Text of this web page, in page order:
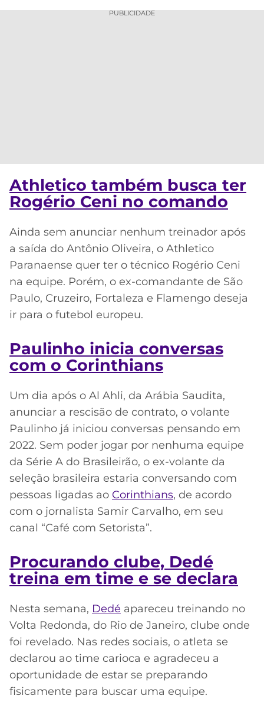
PUBLICIDADE
Athletico também busca ter
Rogério Ceni no comando
Ainda sem anunciar nenhum treinador após
a saída do Antônio Oliveira, o Athletico
Paranaense quer ter o técnico Rogério Ceni
na equipe. Porém, o ex-comandante de São
Paulo, Cruzeiro, Fortaleza e Flamengo deseja
ir para o futebol europeu.
Paulinho inicia conversas
com o Corinthians
Um dia após o Al Ahli, da Arábia Saudita,
anunciar a rescisão de contrato, o volante
Paulinho já iniciou conversas pensando em
2022. Sem poder jogar por nenhuma equipe
da Série A do Brasileirão, o ex-volante da
seleção brasileira estaria conversando com
pessoas ligadas ao Corinthians, de acordo
com o jornalista Samir Carvalho, em seu
canal “Café com Setorista”.
Procurando clube, Dedé
treina em time e se declara
Nesta semana, Dedé apareceu treinando no
Volta Redonda, do Rio de Janeiro, clube onde
foi revelado. Nas redes sociais, o atleta se
declarou ao time carioca e agradeceu a
oportunidade de estar se preparando
fisicamente para buscar uma equipe.